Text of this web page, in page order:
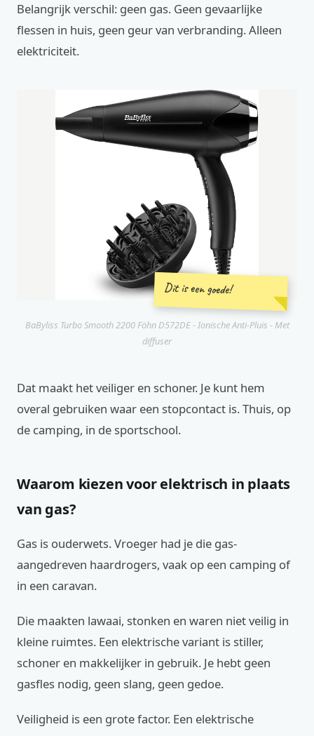
Belangrijk verschil: geen gas. Geen gevaarlijke
flessen in huis, geen geur van verbranding. Alleen
elektriciteit.
Dit is een goede!
BaByliss Turbo Smooth 2200 Föhn D572DE - Ionische Anti-Pluis - Met
diffuser
Dat maakt het veiliger en schoner. Je kunt hem
overal gebruiken waar een stopcontact is. Thuis, op
de camping, in de sportschool.
Waarom kiezen voor elektrisch in plaats
van gas?
Gas is ouderwets. Vroeger had je die gas-
aangedreven haardrogers, vaak op een camping of
in een caravan.
Die maakten lawaai, stonken en waren niet veilig in
kleine ruimtes. Een elektrische variant is stiller,
schoner en makkelijker in gebruik. Je hebt geen
gasfles nodig, geen slang, geen gedoe.
Veiligheid is een grote factor. Een elektrische